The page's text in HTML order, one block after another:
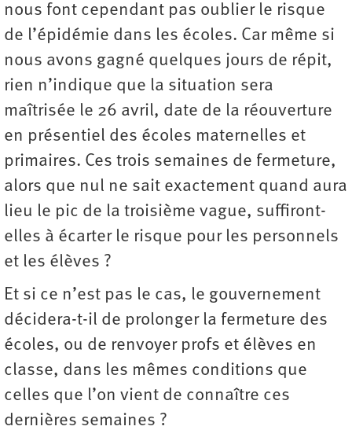
nous font cependant pas oublier le risque
de l’épidémie dans les écoles. Car même si
nous avons gagné quelques jours de répit,
rien n’indique que la situation sera
maîtrisée le 26 avril, date de la réouverture
en présentiel des écoles maternelles et
primaires. Ces trois semaines de fermeture,
alors que nul ne sait exactement quand aura
lieu le pic de la troisième vague, suffiront-
elles à écarter le risque pour les personnels
et les élèves ?
Et si ce n’est pas le cas, le gouvernement
décidera-t-il de prolonger la fermeture des
écoles, ou de renvoyer profs et élèves en
classe, dans les mêmes conditions que
celles que l’on vient de connaître ces
dernières semaines ?